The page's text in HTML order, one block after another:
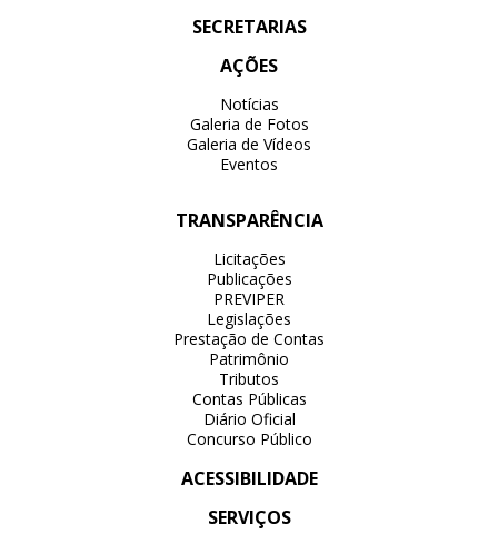
SECRETARIAS
AÇÕES
Notícias
Galeria de Fotos
Galeria de Vídeos
Eventos
TRANSPARÊNCIA
Licitações
Publicações
PREVIPER
Legislações
Prestação de Contas
Patrimônio
Tributos
Contas Públicas
Diário Oficial
Concurso Público
ACESSIBILIDADE
SERVIÇOS